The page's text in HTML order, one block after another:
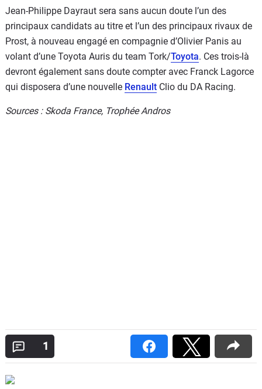
Jean-Philippe Dayraut sera sans aucun doute l’un des
principaux candidats au titre et l’un des principaux rivaux de
Prost, à nouveau engagé en compagnie d’Olivier Panis au
volant d’une Toyota Auris du team Tork/Toyota. Ces trois-là
devront également sans doute compter avec Franck Lagorce
qui disposera d’une nouvelle Renault Clio du DA Racing.
Sources : Skoda France, Trophée Andros
1